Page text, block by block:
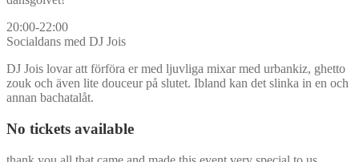
20:00-22:00
Socialdans med DJ Jois
DJ Jois lovar att förföra er med ljuvliga mixar med urbankiz, ghetto
zouk och även lite douceur på slutet. Ibland kan det slinka in en och
annan bachatalåt.
No tickets available